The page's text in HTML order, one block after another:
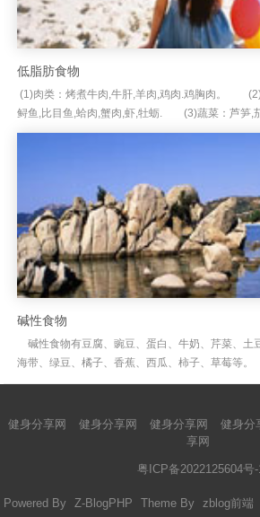
低脂肪食物
(1)肉类：烤煮牛肉,牛肝,羊肉,鸡肉.鸡胸肉。
鲟鱼,比目鱼,蛤肉,蟹肉,虾,牡蛎. (3)蔬菜：芦笋,
豆,菠菜,南瓜,西红...
碱性食物
碱性食物有豆腐、豌豆、蛋白、牛奶、芹菜、土
海带、绿豆、橘子、香蕉、西瓜、柿子、草莓等
腐、豌豆、大豆、绿豆、油菜、芹菜、番薯、莲藕
健身分享网 健身分享网 健身分享网 健身分
享网
粤ICP备2022125604号-
Powered By Z-BlogPHP Theme By zblog前端